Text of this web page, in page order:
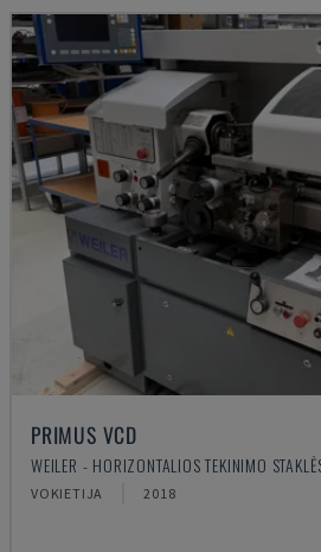
PRIMUS VCD
WEILER - HORIZONTALIOS TEKINIMO
VOKIETIJA 2018